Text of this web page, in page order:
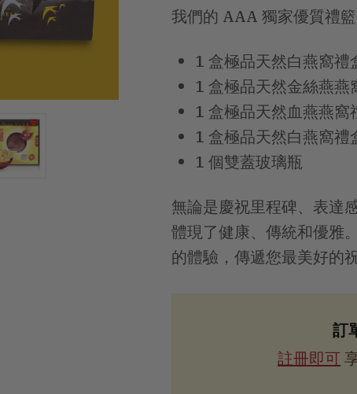
我們的 AAA 獨家優質禮籃
1 盒極品天然白燕窩禮
1 盒極品天然金絲燕燕
1 盒極品天然血燕燕窩
1 盒極品天然白燕窩禮
1 個雙蓋玻璃瓶
無論是慶祝里程碑、表達
體現了健康、傳統和優雅
的體驗，傳遞您最美好的祝
訂
註冊即可